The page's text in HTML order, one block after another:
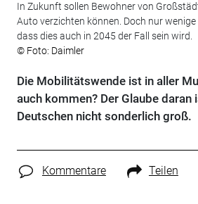
In Zukunft sollen Bewohner von
Auto verzichten können. Doch nur
dass dies auch in 2045 der Fall sein wird.
© Foto: Daimler
Die Mobilitätswende ist in aller
auch kommen? Der Glaube daran
Deutschen nicht sonderlich groß.
Kommentare Teilen